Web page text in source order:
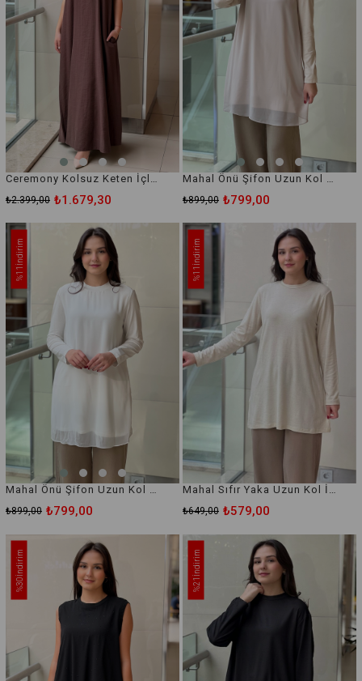
₺1.679,30
₺2.399,00 ₺799,00
₺899,00
Mahal Önü Şifon Uzun Kol İçlik Tunik
₺799,00
₺899,00
%11
İndirim
Mahal Sıfır Yaka Uzun Kol İçlik Tunik
₺579,00
₺649,00
%11
İndirim
%30
İndirim
%21
İndirim